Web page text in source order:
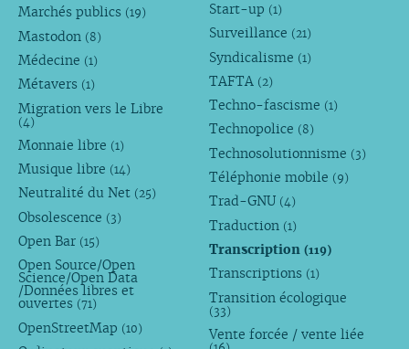
Marchés publics (19)
Mastodon (8)
Médecine (1)
Métavers (1)
Migration vers le Libre
(4)
Monnaie libre (1)
Musique libre (14)
Neutralité du Net (25)
Obsolescence (3)
Open Bar (15)
Open Source/Open
Science/Open Data
/Données libres et
ouvertes (71)
OpenStreetMap (10)
Start-up (1)
Surveillance (21)
Syndicalisme (1)
TAFTA (2)
Techno-fascisme (1)
Technopolice (8)
Technosolutionnisme (3)
Téléphonie mobile (9)
Trad-GNU (4)
Traduction (1)
Transcription(119)
Transcriptions (1)
Transition écologique
(33)
Vente forcée / vente liée